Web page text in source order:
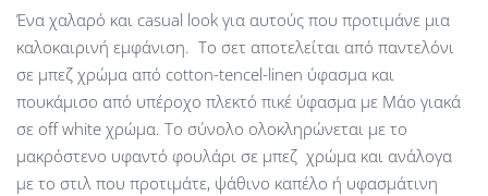
Ένα χαλαρό και casual look για αυτούς που προτιμάνε μια
καλοκαιρινή εμφάνιση. Το σετ αποτελείται από παντελόνι
σε μπεζ χρώμα από cotton-tencel-linen ύφασμα και
πουκάμισο από υπέροχο πλεκτό πικέ ύφασμα με Μάο γιακά
σε off white χρώμα. Το σύνολο ολοκληρώνεται με το
μακρόστενο υφαντό φουλάρι σε μπεζ χρώμα και ανάλογα
με το στιλ που προτιμάτε, ψάθινο καπέλο ή υφασμάτινη